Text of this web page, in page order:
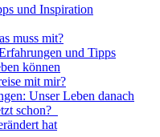
und Inspiration
muss mit?
und Tipps
können
mit mir?
Unser Leben danach
schon?
hat